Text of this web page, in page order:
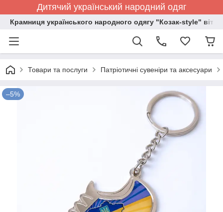
Дитячий український народний одяг
Крамниця українського народного одягу "Козак-style"
Товари та послуги Патріотичні сувеніри та аксесуари
–5%